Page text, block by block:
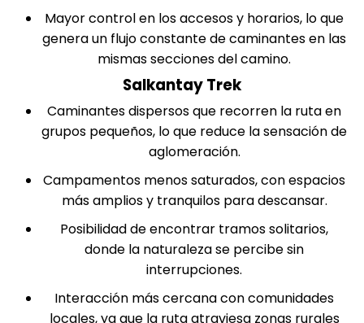
Mayor control en los accesos y horarios, lo que
genera un flujo constante de caminantes en las
mismas secciones del camino.
Salkantay Trek
Caminantes dispersos que recorren la ruta en
grupos pequeños, lo que reduce la sensación de
aglomeración.
Campamentos menos saturados, con espacios
más amplios y tranquilos para descansar.
Posibilidad de encontrar tramos solitarios,
donde la naturaleza se percibe sin
interrupciones.
Interacción más cercana con comunidades
locales, ya que la ruta atraviesa zonas rurales